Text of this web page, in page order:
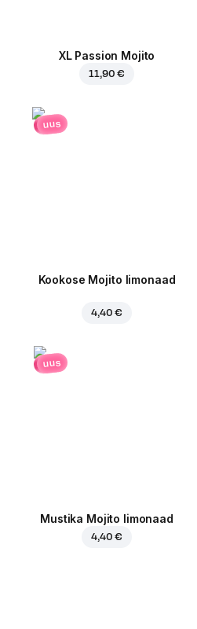
XL Passion Mojito
11,90 €
uus
Kookose Mojito limonaad
4,40 €
uus
Mustika Mojito limonaad
4,40 €